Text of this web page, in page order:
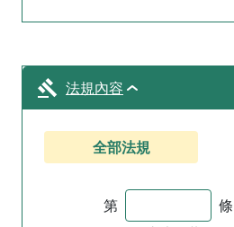
法規內容
全部法規
第 條